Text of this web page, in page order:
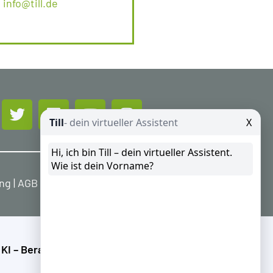
info@till.de
| AGB
– Beratung